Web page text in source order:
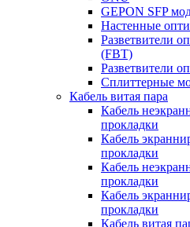
GEPON SFP
Настенные
Разветвители
(FBT)
Разветвители
Сплиттерные
Кабель витая пара
Кабель
прокладки
Кабель
прокладки
Кабель
прокладки
Кабель
прокладки
Кабель витая